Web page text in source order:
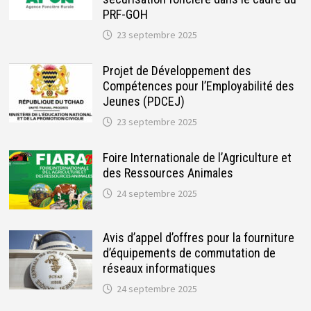
PRF-GOH
23 septembre 2025
Projet de Développement des
Compétences pour l’Employabilité des
Jeunes (PDCEJ)
23 septembre 2025
Foire Internationale de l’Agriculture et
des Ressources Animales
24 septembre 2025
Avis d’appel d’offres pour la fourniture
d’équipements de commutation de
réseaux informatiques
24 septembre 2025